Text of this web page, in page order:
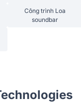
Công trình Loa
soundbar